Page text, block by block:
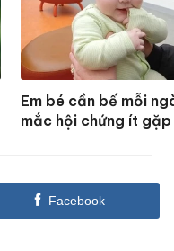
Em bé cần bế mỗi
mắc hội chứng ít gặp
Facebook